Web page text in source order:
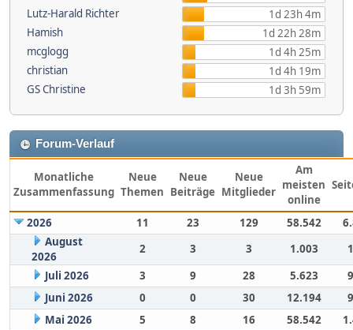
Lutz-Harald Richter
1d 23h 4m
Hamish
1d 22h 28m
mcglogg
1d 4h 25m
christian
1d 4h 19m
GS Christine
1d 3h 59m
Forum-Verlauf
Monatliche
Zusammenfassung
Neue
Themen
Neue
Beiträge
Neue
Mitglieder
Am
meisten
online
2026 11 23 129 58.542
August
2026
2 3 3 1.003
Juli 2026
3 9 28 5.623
Juni 2026
0 0 30 12.194
Mai 2026
5 8 16 58.542